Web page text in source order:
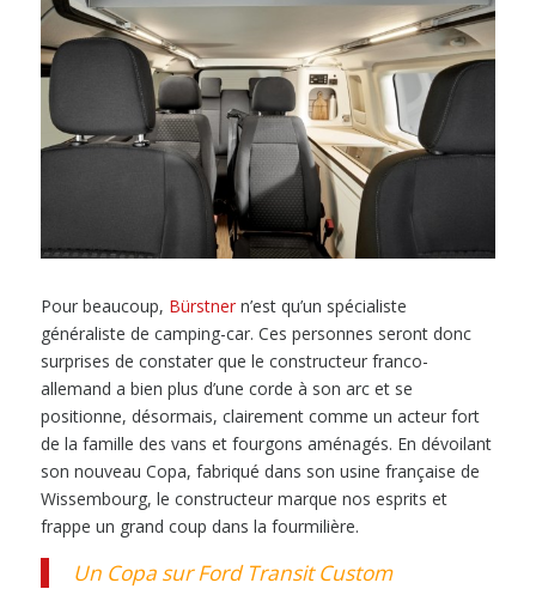
Pour beaucoup, Bürstnern’est qu’un spécialiste
généraliste de camping-car. Ces personnes seront donc
surprises de constater que le constructeur franco-
allemand a bien plus d’une corde à son arc et se
positionne, désormais, clairement comme un acteur fort
de la famille des vans et fourgons aménagés. En dévoilant
son nouveau Copa, fabriqué dans son usine française de
Wissembourg, le constructeur marque nos esprits et
frappe un grand coup dans la fourmilière.
Un Copa sur Ford Transit Custom